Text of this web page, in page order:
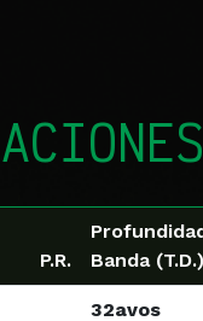
P.R.
Banda (T.D.)
32avos